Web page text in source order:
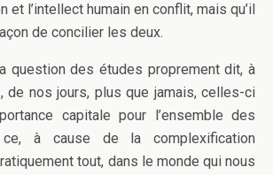
et l’intellect humain en conflit, mais qu’il
de concilier les deux.
question des études proprement dit, à
de nos jours, plus que jamais, celles-ci
capitale pour l’ensemble des
ce, à cause de la complexification
tout, dans le monde qui nous